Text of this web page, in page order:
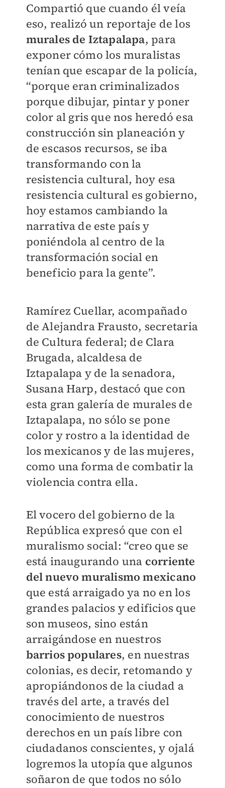
Compartió que cuando él veía
eso, realizó un reportaje de los
murales de Iztapalapa, para
exponer cómo los muralistas
tenían que escapar de la policía,
“porque eran criminalizados
porque dibujar, pintar y poner
color al gris que nos heredó esa
construcción sin planeación y
de escasos recursos, se iba
transformando con la
resistencia cultural, hoy esa
resistencia cultural es gobierno,
hoy estamos cambiando la
narrativa de este país y
poniéndola al centro de la
transformación social en
beneficio para la gente”.
Ramírez Cuellar, acompañado
de Alejandra Frausto, secretaria
de Cultura federal; de Clara
Brugada, alcaldesa de
Iztapalapa y de la senadora,
Susana Harp, destacó que con
esta gran galería de murales de
Iztapalapa, no sólo se pone
color y rostro a la identidad de
los mexicanos y de las mujeres,
como una forma de combatir la
violencia contra ella.
El vocero del gobierno de la
República expresó que con el
muralismo social: “creo que se
está inaugurando una corriente
del nuevo muralismo mexicano
que está arraigado ya no en los
grandes palacios y edificios que
son museos, sino están
arraigándose en nuestros
barrios populares, en nuestras
colonias, es decir, retomando y
apropiándonos de la ciudad a
través del arte, a través del
conocimiento de nuestros
derechos en un país libre con
ciudadanos conscientes, y ojalá
logremos la utopía que algunos
soñaron de que todos no sólo